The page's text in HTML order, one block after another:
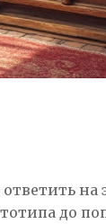
на
до